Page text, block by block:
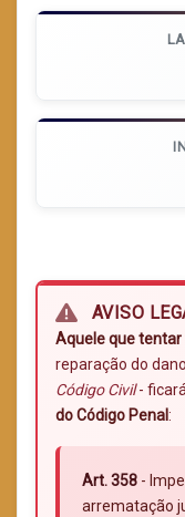
AVISO
Aquele que
reparação do
Código Civil-
do Código Penal:
Art. 358 -
arrematação